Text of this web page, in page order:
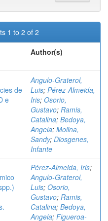
1 to 2 of 2
Author(s)
de
e
Angulo-Graterol,
Luis; Pérez-Almeida,
Iris; Osorio,
Gustavo; Ramis,
Catalina; Bedoya,
Angela; Molina,
Sandy; Diosgenes,
Infante
Pérez-Almeida, Iris;
Angulo-Graterol,
Luis; Osorio,
Gustavo; Ramis,
Catalina; Bedoya,
Angela; Figueroa-